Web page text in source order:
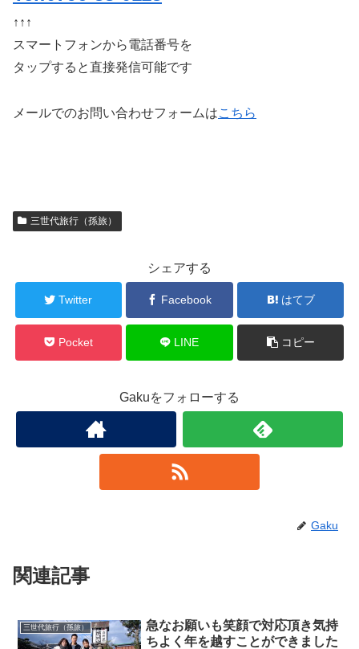
↑↑↑
スマートフォンから電話番号を
タップすると直接発信可能です
メールでのお問い合わせフォームはこちら
三世代旅行（孫旅）
シェアする
Twitter Facebook はてブ
Pocket LINE コピー
Gakuをフォローする
Gaku
関連記事
三世代旅行（孫旅）
急なお願いも笑顔で対応頂き気持
ちよく年を越すことができました